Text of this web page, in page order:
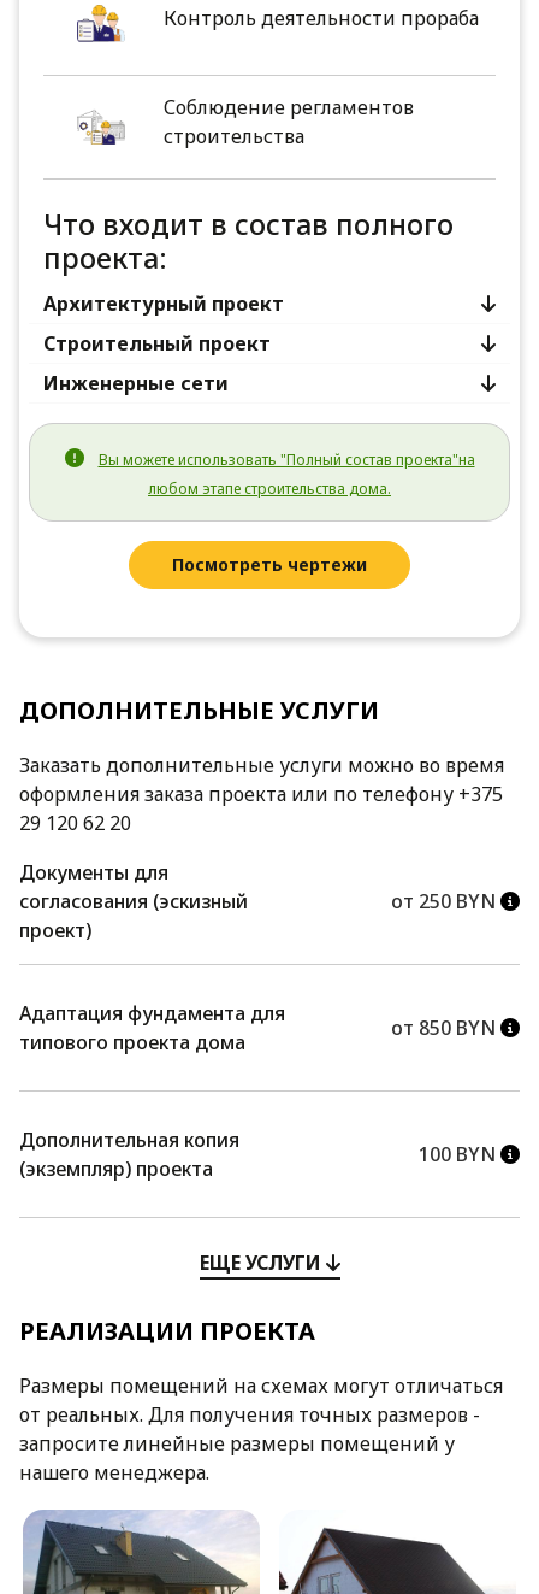
Контроль деятельности прораба
Соблюдение регламентов
строительства
Что входит в состав полного
проекта:
Архитектурный проект
Строительный проект
Инженерные сети
Вы можете использовать "Полный состав проекта"на
любом этапе строительства дома.
Посмотреть чертежи
ДОПОЛНИТЕЛЬНЫЕ УСЛУГИ
Заказать дополнительные услуги можно во время
оформления заказа проекта или по телефону +375
29 120 62 20
Документы для
согласования (эскизный
проект)
от 250 BYN
Адаптация фундамента для
типового проекта дома
от 850 BYN
Дополнительная копия
(экземпляр) проекта
100 BYN
ЕЩЕ УСЛУГИ
РЕАЛИЗАЦИИ ПРОЕКТА
Размеры помещений на схемах могут отличаться
от реальных. Для получения точных размеров -
запросите линейные размеры помещений у
нашего менеджера.